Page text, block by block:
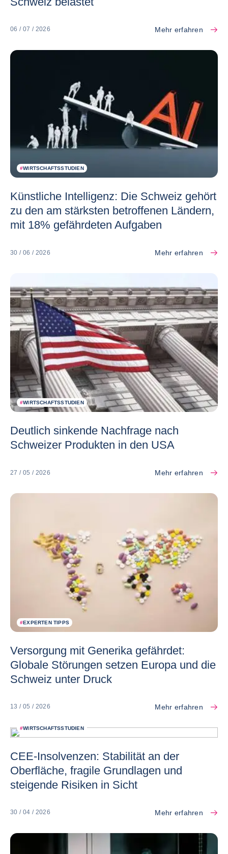
06 / 07 / 2026 Mehr erfahren
#WIRTSCHAFTSSTUDIEN
Künstliche Intelligenz: Die Schweiz gehört
zu den am stärksten betroffenen Ländern,
mit 18% gefährdeten Aufgaben
30 / 06 / 2026 Mehr erfahren
#WIRTSCHAFTSSTUDIEN
Deutlich sinkende Nachfrage nach
Schweizer Produkten in den USA
27 / 05 / 2026 Mehr erfahren
#EXPERTEN TIPPS
Versorgung mit Generika gefährdet:
Globale Störungen setzen Europa und die
Schweiz unter Druck
13 / 05 / 2026 Mehr erfahren
#WIRTSCHAFTSSTUDIEN
CEE-Insolvenzen: Stabilität an der
Oberfläche, fragile Grundlagen und
steigende Risiken in Sicht
30 / 04 / 2026 Mehr erfahren